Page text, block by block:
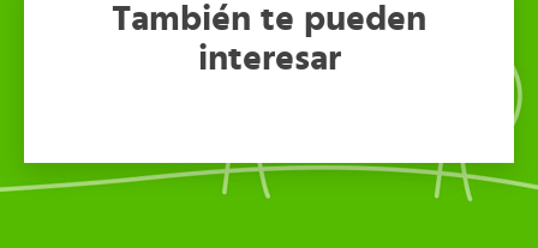
También te pueden
interesar